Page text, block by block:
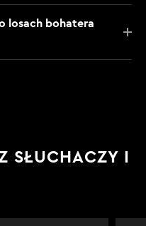
losach bohatera
SŁUCHACZY I